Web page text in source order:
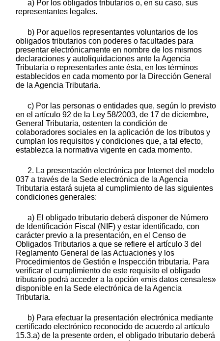
a) Por los obligados tributarios o, en su caso, sus
representantes legales.
b) Por aquellos representantes voluntarios de los
obligados tributarios con poderes o facultades para
presentar electrónicamente en nombre de los mismos
declaraciones y autoliquidaciones ante la Agencia
Tributaria o representarles ante ésta, en los términos
establecidos en cada momento por la Dirección General
de la Agencia Tributaria.
c) Por las personas o entidades que, según lo previsto
en el artículo 92 de la Ley 58/2003, de 17 de diciembre,
General Tributaria, ostenten la condición de
colaboradores sociales en la aplicación de los tributos y
cumplan los requisitos y condiciones que, a tal efecto,
establezca la normativa vigente en cada momento.
2. La presentación electrónica por Internet del modelo
037 a través de la Sede electrónica de la Agencia
Tributaria estará sujeta al cumplimiento de las siguientes
condiciones generales:
a) El obligado tributario deberá disponer de Número
de Identificación Fiscal (NIF) y estar identificado, con
carácter previo a la presentación, en el Censo de
Obligados Tributarios a que se refiere el artículo 3 del
Reglamento General de las Actuaciones y los
Procedimientos de Gestión e Inspección tributaria. Para
verificar el cumplimiento de este requisito el obligado
tributario podrá acceder a la opción «mis datos censales»
disponible en la Sede electrónica de la Agencia
Tributaria.
b) Para efectuar la presentación electrónica mediante
certificado electrónico reconocido de acuerdo al artículo
15.3.a) de la presente orden, el obligado tributario deberá